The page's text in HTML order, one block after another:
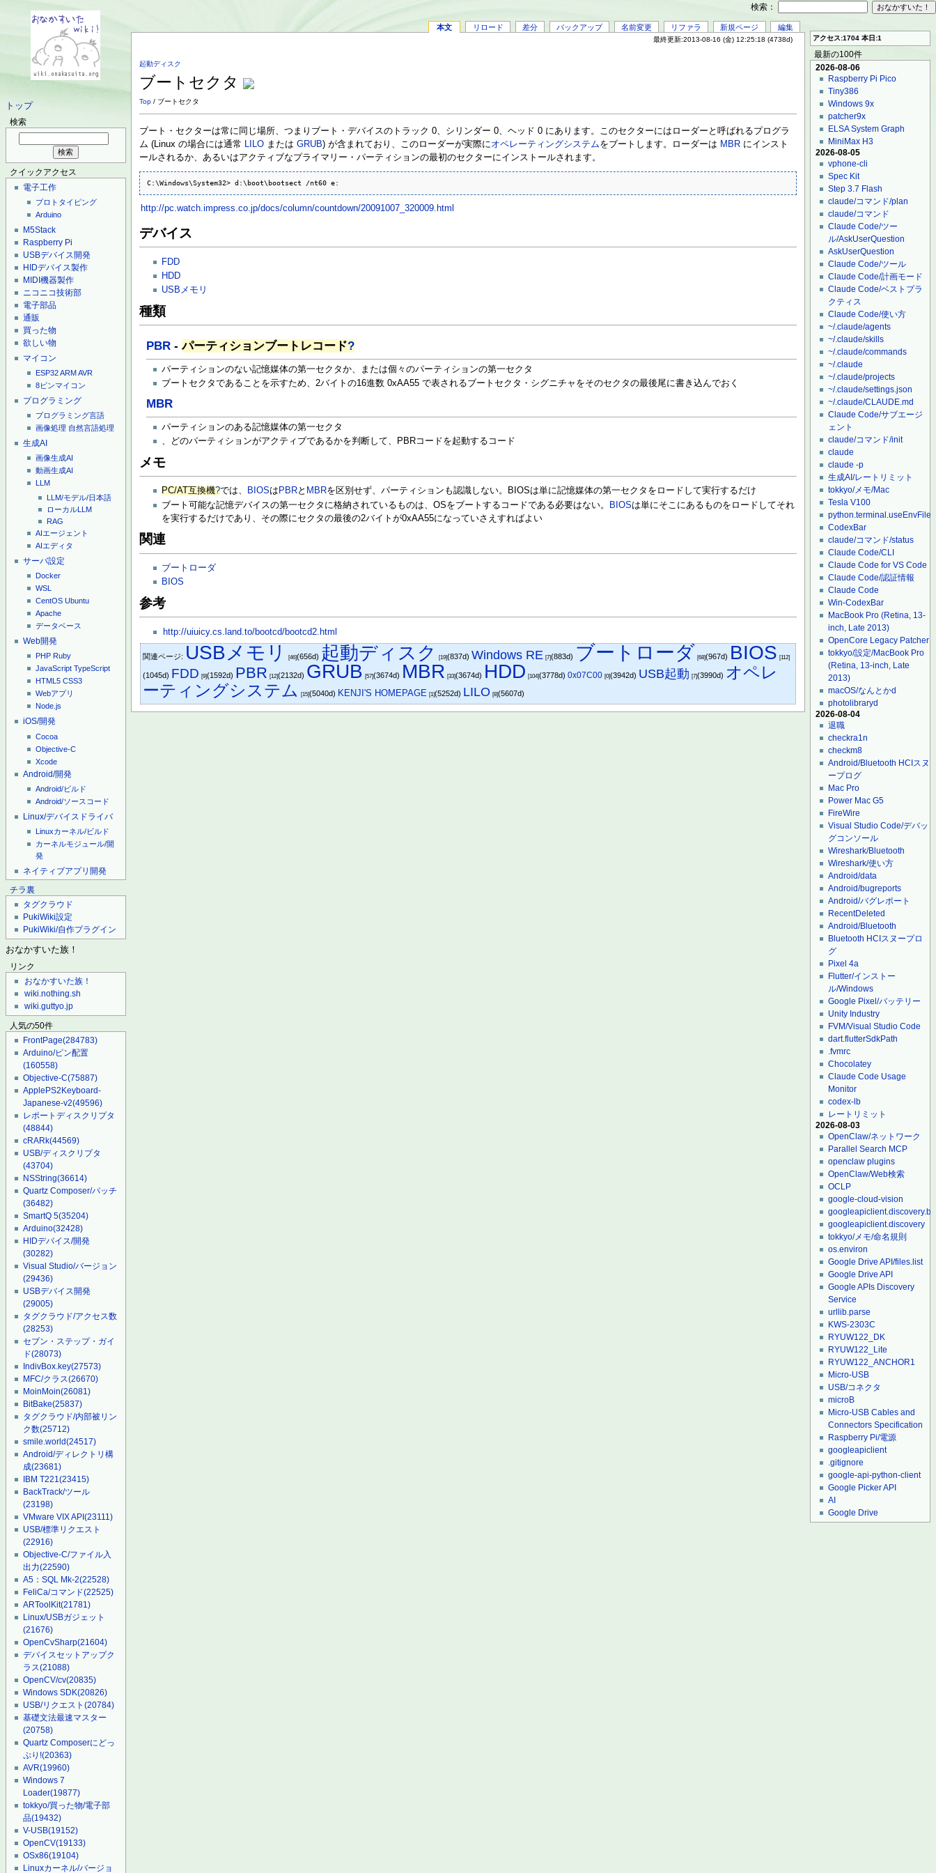
トップ
検索
クイックアクセス
電子工作
プロトタイピング
Arduino
M5Stack
Raspberry Pi
USBデバイス開発
HIDデバイス製作
MIDI機器製作
ニコニコ技術部
電子部品
通販
買った物
欲しい物
マイコン
ESP32ARMAVR
8ピンマイコン
プログラミング
プログラミング言語
画像処理 自然言語処理
生成AI
画像生成AI
動画生成AI
LLM
LLM/モデル/日本語
ローカルLLM
RAG
AIエージェント
AIエディタ
サーバ設定
Docker
WSL
CentOS Ubuntu
Apache
データベース
Web開発
PHP Ruby
JavaScript TypeScript
HTML5 CSS3
Webアプリ
Node.js
iOS/開発
Cocoa
Objective-C
Xcode
Android/開発
Android/ビルド
Android/ソースコード
Linux/デバイスドライバ
Linuxカーネル/ビルド
カーネルモジュール/開
発
ネイティブアプリ開発
チラ裏
タグクラウド
PukiWiki設定
PukiWiki/自作プラグイン
おなかすいた族！
リンク
おなかすいた族！
wiki.nothing.sh
wiki.guttyo.jp
人気の50件
FrontPage(284783)
Arduino/ピン配置
(160558)
Objective-C(75887)
ApplePS2Keyboard-
Japanese-v2(49596)
レポートディスクリプタ
(48844)
cRARk(44569)
USB/ディスクリプタ
(43704)
NSString(36614)
Quartz Composer/パッチ
(36482)
SmartQ 5(35204)
Arduino(32428)
HIDデバイス/開発
(30282)
Visual Studio/バージョン
(29436)
USBデバイス開発
(29005)
タグクラウド/アクセス数
(28253)
セブン・ステップ・ガイ
ド(28073)
IndivBox.key(27573)
MFC/クラス(26670)
MoinMoin(26081)
BitBake(25837)
タグクラウド/内部被リン
ク数(25712)
smile.world(24517)
Android/ディレクトリ構
成(23681)
IBM T221(23415)
BackTrack/ツール
(23198)
VMware VIX API(23111)
USB/標準リクエスト
(22916)
Objective-C/ファイル入
出力(22590)
A5：SQL Mk-2(22528)
FeliCa/コマンド(22525)
ARToolKit(21781)
Linux/USBガジェット
(21676)
OpenCvSharp(21604)
デバイスセットアップク
ラス(21088)
OpenCV/cv(20835)
Windows SDK(20826)
USB/リクエスト(20784)
基礎文法最速マスター
(20758)
Quartz Composerにどっ
ぷり!(20363)
AVR(19960)
Windows 7
Loader(19877)
tokkyo/買った物/電子部
品(19432)
V-USB(19152)
OpenCV(19133)
OSx86(19104)
Linuxカーネル/バージョ
本文 リロード 差分 バックアップ 名前変更 リファラ 新規ページ 編集
最終更新:2013-08-16 (金) 12:25:18 (4738d)
起動ディスク
ブートセクタ
Top / ブートセクタ
ブート・セクターは常に同じ場所、つまりブート・デバイスのトラック 0、シリンダー 0、ヘッド 0 にあります。このセクターにはローダーと呼ばれるプログラ
ム (Linux の場合には通常 LILO またはGRUB) が含まれており、このローダーが実際にオペレーティングシステムをブートします。ローダーは MBR にインスト
ールされるか、あるいはアクティブなプライマリー・パーティションの最初のセクターにインストールされます。
C:\Windows\System32> d:\boot\bootsect /nt60 e:
http://pc.watch.impress.co.jp/docs/column/countdown/20091007_320009.html
デバイス
FDD
HDD
USBメモリ
種類
PBR -パーティションブートレコード?
パーティションのない記憶媒体の第一セクタか、または個々のパーティションの第一セクタ
ブートセクタであることを示すため、2バイトの16進数 0xAA55 で表されるブートセクタ・シグニチャをそのセクタの最後尾に書き込んでおく
MBR
パーティションのある記憶媒体の第一セクタ
、どのパーティションがアクティブであるかを判断して、PBRコードを起動するコード
メモ
PC/AT互換機?では、 BIOSは PBRと MBRを区別せず、パーティションも認識しない。BIOSは単に記憶媒体の第一セクタをロードして実行するだけ
ブート可能な記憶デバイスの第一セクタに格納されているものは、OSをブートするコードである必要はない。
BIOSは単にそこにあるものをロードしてそれ
を実行するだけであり、その際にセクタの最後の2バイトが0xAA55になっていさえすればよい
関連
ブートローダ
BIOS
参考
http://uiuicy.cs.land.to/bootcd/bootcd2.html
関連ページ: USBメモリ [46](656d) 起動ディスク [19](837d) Windows RE [7](883d) ブートローダ [68](967d) BIOS [112]
(1045d) FDD [9](1592d) PBR [12](2132d) GRUB [57](3674d) MBR [33](3674d) HDD [104](3778d)0x07C00 [0](3942d) USB起動 [7](3990d) オペレ
ーティングシステム
[15](5040d) KENJI'S HOMEPAGE [1](5252d) LILO [8](5607d)
アクセス:1704 本日:1
最新の100件
2026-08-06
Raspberry Pi Pico
Tiny386
Windows 9x
patcher9x
ELSA System Graph
MiniMax H3
2026-08-05
vphone-cli
Spec Kit
Step 3.7 Flash
claude/コマンド/plan
claude/コマンド
Claude Code/ツー
ル/AskUserQuestion
AskUserQuestion
Claude Code/ツール
Claude Code/計画モード
Claude Code/ベストプラ
クティス
Claude Code/使い方
~/.claude/agents
~/.claude/skills
~/.claude/commands
~/.claude
~/.claude/projects
~/.claude/settings.json
~/.claude/CLAUDE.md
Claude Code/サブエージ
ェント
claude/コマンド/init
claude
claude -p
生成AI/レートリミット
tokkyo/メモ/Mac
Tesla V100
python.terminal.useEnvFile
CodexBar
claude/コマンド/status
Claude Code/CLI
Claude Code for VS Code
Claude Code/認証情報
Claude Code
Win-CodexBar
MacBook Pro (Retina, 13-
inch, Late 2013)
OpenCore Legacy Patcher
tokkyo/設定/MacBook Pro
(Retina, 13-inch, Late
2013)
macOS/なんとかd
photolibraryd
2026-08-04
退職
checkra1n
checkm8
Android/Bluetooth HCIスヌ
ープログ
Mac Pro
Power Mac G5
FireWire
Visual Studio Code/デバッ
グコンソール
Wireshark/Bluetooth
Wireshark/使い方
Android/data
Android/bugreports
Android/バグレポート
RecentDeleted
Android/Bluetooth
Bluetooth HCIスヌープロ
グ
Pixel 4a
Flutter/インストー
ル/Windows
Google Pixel/バッテリー
Unity Industry
FVM/Visual Studio Code
dart.flutterSdkPath
.fvmrc
Chocolatey
Claude Code Usage
Monitor
codex-lb
レートリミット
2026-08-03
OpenClaw/ネットワーク
Parallel Search MCP
openclaw plugins
OpenClaw/Web検索
OCLP
google-cloud-vision
googleapiclient.discovery
tokkyo/メモ/命名規則
os.environ
Google Drive API/files.list
Google Drive API
Google APIs Discovery
Service
urllib.parse
KWS-2303C
RYUW122_DK
RYUW122_Lite
RYUW122_ANCHOR1
Micro-USB
USB/コネクタ
microB
Micro-USB Cables and
Connectors Specification
Raspberry Pi/電源
googleapiclient
.gitignore
google-api-python-client
Google Picker API
AI
Google Drive
検索：